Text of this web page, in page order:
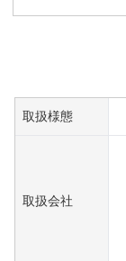
取扱様態
取扱会社